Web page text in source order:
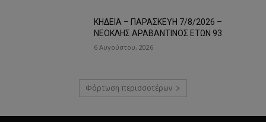
ΚΗΔΕΙΑ – ΠΑΡΑΣΚΕΥΗ 7/8/2026 –
ΝΕΟΚΛΗΣ ΑΡΑΒΑΝΤΙΝΟΣ ΕΤΩΝ 93
6 Αυγούστου, 2026
Φόρτωση περισσοτέρων